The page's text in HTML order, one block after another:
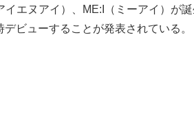
イエヌアイ）、ME:I（ミーアイ）が
ビューすることが発表されている。